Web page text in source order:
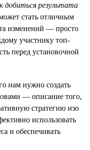
добиться результата
стать отличным
изменений — просто
участнику топ-
перед установочной
нам нужно создать
— описание того,
стратегию изо
использовать
и обеспечивать